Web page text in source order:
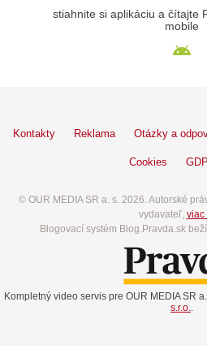
stiahnite si aplikáciu a čítajte
mobile
Kontakty Reklama Otázky a
Cookies
© OUR MEDIA SR a. s. 2026. Autorské
vydavateľ, viac
Blogovací systém Blog.Pravda.sk
Kompletný video servis pre OUR MEDIA SR
s.r.o..